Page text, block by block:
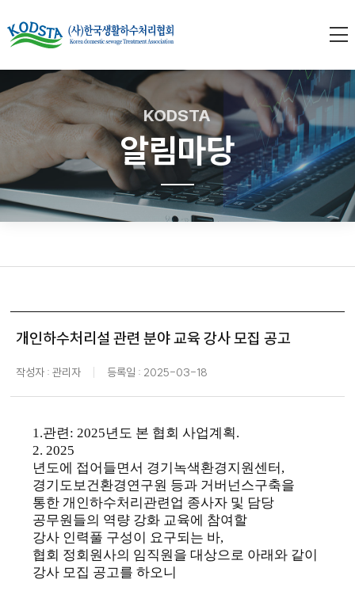
KODSTA
알림마당
개인하수처리설 관련 분야 교육 강사 모집 공고
작성자 : 관리자 등록일 : 2025-03-18
1.관련: 2025년도 본 협회 사업계획.
2. 2025
년도에 접어들면서 경기녹색환경지원센터 ,
경기도보건환경연구원 등과 거버넌스구축을
통한 개인하수처리관련업 종사자 및 담당
공무원들의 역량 강화 교육에 참여할
강사 인력풀 구성이 요구되는 바,
협회 정회원사의 임직원을 대상으로 아래와 같이
강사 모집 공고를 하오니